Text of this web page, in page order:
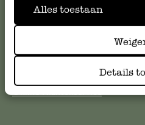
Alles toestaan
Details
klantenservice. Of bekijk hier
meestgestelde vragen
klantenservice@dille-